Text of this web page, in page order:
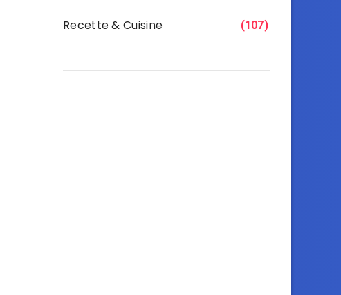
Recette & Cuisine (107)